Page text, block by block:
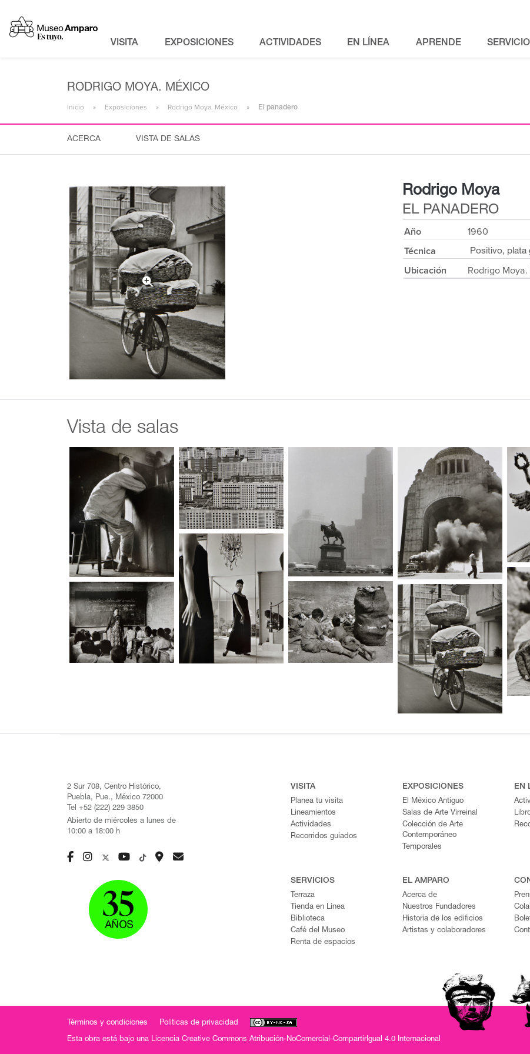
VISITA EXPOSICIONES ACTIVIDADES EN LÍNEA APRENDE
RODRIGO MOYA. MÉXICO
Inicio Exposiciones Rodrigo Moya. México El panadero
ACERCA VISTA DE SALAS
Rodrigo Moya
EL PANADERO
Año
1960
Técnica
Positivo, plata
Ubicación Rodrigo
Vista de salas
2 Sur 708, Centro Histórico,
Puebla, Pue., México 72000
Tel +52 (222) 229 3850
Abierto de miércoles a lunes de
10:00 a 18:00 h
VISITA
Planea tu visita
Lineamientos
Actividades
Recorridos guiados
EXPOSICIONES
El México Antiguo
Salas de Arte Virreinal
Colección de Arte
Contemporáneo
Temporales
EN
SERVICIOS
Terraza
Tienda en Línea
Biblioteca
Café del Museo
Renta de espacios
EL AMPARO
Acerca de
Nuestros Fundadores
Historia de los edificios
Artistas y colaboradores
Términos y condiciones Políticas de privacidad
Esta obra está bajo una Licencia Creative Commons Atribución-NoComercial-CompartirIgual 4.0 Internacional